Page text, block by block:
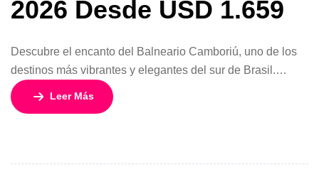
2026 Desde USD 1.659
Descubre el encanto del Balneario Camboriú, uno de los
destinos más vibrantes y elegantes del sur de Brasil.
Conocido como la “Río de Janeiro del sur”, este balneario
combina playas de aguas cálidas, vida nocturna animada,
moderno […]
Leer Más